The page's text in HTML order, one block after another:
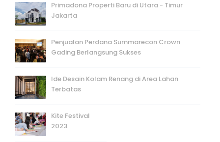
Primadona Properti Baru di Utara - Timur
Jakarta
Penjualan Perdana Summarecon Crown
Gading Berlangsung Sukses
Ide Desain Kolam Renang di Area Lahan
Terbatas
Kite Festival
2023